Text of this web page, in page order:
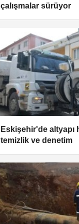
çalışmalar sürüyor
Eskişehir'de altyapı
temizlik ve denetim